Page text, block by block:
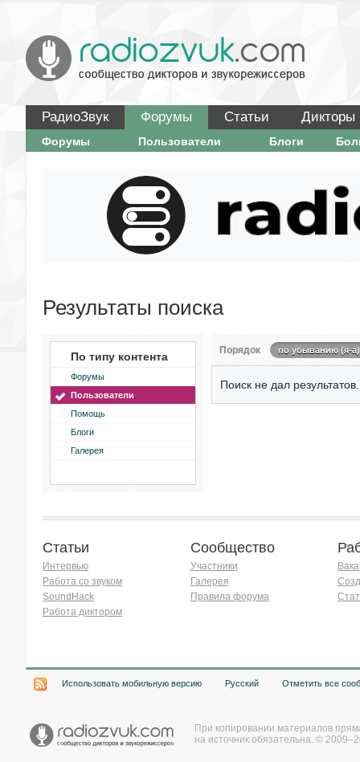
РадиоЗвук Форумы Статьи Дикторы
Форумы Пользователи Блоги
Результаты поиска
По типу контента
Форумы
Пользователи
Помощь
Блоги
Галерея
Порядок по убыванию (я-а)
Поиск не дал результатов.
Статьи
Интервью
Работа со звуком
SoundHack
Работа диктором
Сообщество
Участники
Галерея
Правила форума
Использовать мобильную версию Русский Отметить все
При копировании материалов
на источник обязательна. ©